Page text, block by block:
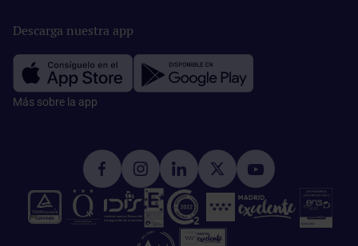
Descarga nuestra app
Más sobre la app​